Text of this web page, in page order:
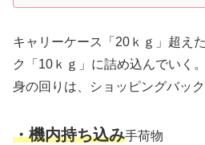
キャリーケース「20ｋｇ」超え
ク「10ｋｇ」に詰め込んでいく。
身の回りは、ショッピングバック
・機内持ち込み手荷物